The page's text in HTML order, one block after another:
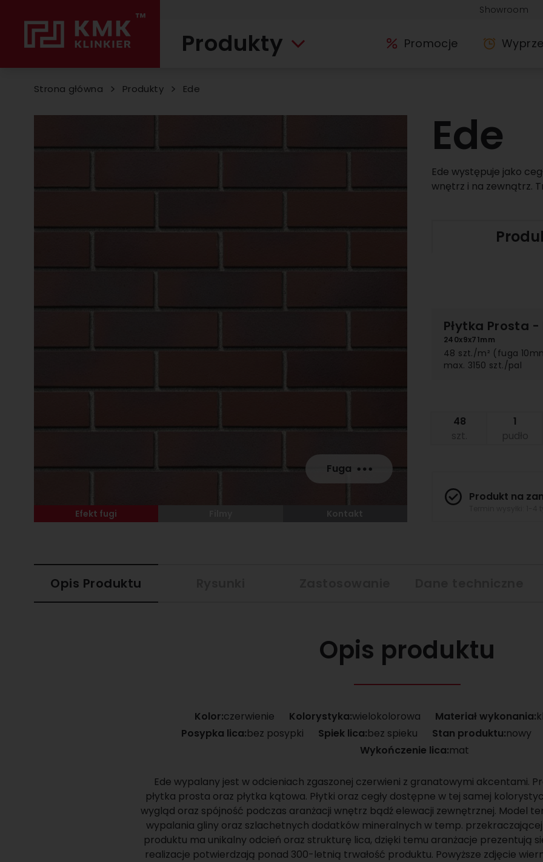
Showroom
Produkty Promocje
Strona główna Produkty Ede
Fuga
Efekt fugi Kontakt
Ede
Ede występuje jako
wnętrz i na zewnątrz.
Płytka Prosta -
240x9x71mm
48 szt./m² (fuga
max. 3150 szt./pal
pudło
Produkt na
Opis Produktu
Opis produktu
Kolor:czerwienie Kolorystyka:wielokolorowa Materiał wykonania:
Posypka lica:bez posypki Spiek lica:bez spieku Stan produktu:nowy
Wykończenie lica:mat
Ede wypalany jest w odcieniach zgaszonej czerwieni z granatowymi akcentami.
płytka prosta oraz płytka kątowa. Płytki oraz cegły dostępne w tej samej
wygląd oraz spójność podczas aranżacji wnętrz bądź elewacji zewnętrznej. Model
wypalania gliny oraz szlachetnych dodatków mineralnych w temp. przekraczającej
produktu ma unikalny odcień oraz strukturę lica, dzięki temu aranżacje prezentują
realizacje potwierdzają ponad 300-letnią trwałość produktu. Powyższe zdjęcie